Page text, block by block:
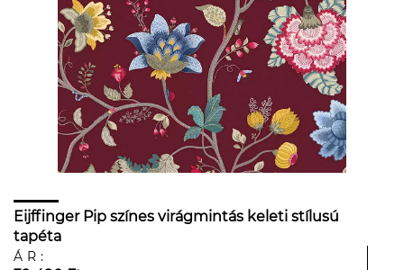
Eijffinger Pip színes virágmintás keleti stílusú
tapéta
ÁR: